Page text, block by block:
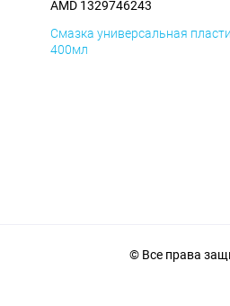
AMD 1329746243
Смазка универсальная
400мл
© Все права